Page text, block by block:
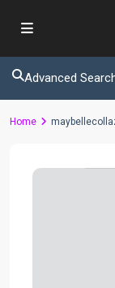
Advanced
Home